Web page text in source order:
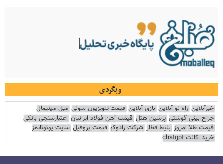
وبگردی
خبرآنلاین راه نو آنلاین بازی آنلاین قیمت تلویزیون سونی مبل مینیمال
جراح بینی گوشتی پرشین هتل قیمت آهن فولاد ایرانیان اعتبارسنجی بانکی
قیمت طلا امروز بلیط قطار شرکت رادوکو قیمت پروفیل سایت یوتوتایمز
خرید اکانت chatgpt